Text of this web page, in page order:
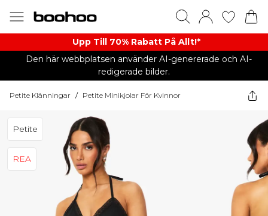
Upp Till 70% Rabatt På Allt!*
Den här webbplatsen använder AI-genererade och AI-
redigerade bilder.
Petite Klänningar / Petite Minikjolar För Kvinnor
Petite
REA